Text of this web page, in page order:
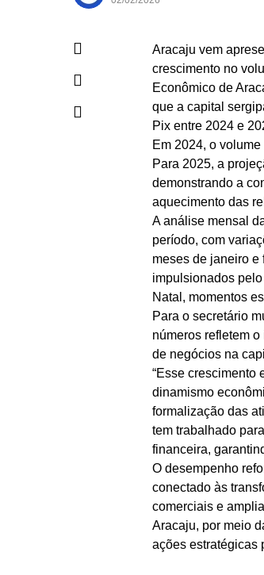
Aracaju vem
crescimento no
Econômico de
que a capital
Pix entre 2024 e
Em 2024, o
Para 2025, a
demonstrando a
aquecimento das
A análise mensal
período, com
meses de janeiro e
impulsionados
Natal, momentos
Para o secretário
números refletem
de negócios na
“Esse crescimento
dinamismo
formalização das
tem trabalhado
financeira,
O desempenho
conectado às
comerciais e
Aracaju, por meio
ações estratégicas